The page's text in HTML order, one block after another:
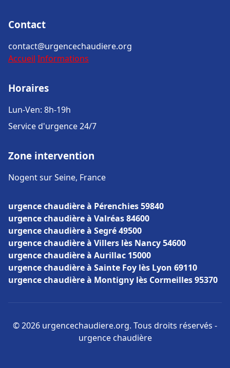
Contact
contact@urgencechaudiere.org
Accueil Informations
Horaires
Lun-Ven: 8h-19h
Service d'urgence 24/7
Zone intervention
Nogent sur Seine, France
urgence chaudière à Pérenchies 59840
urgence chaudière à Valréas 84600
urgence chaudière à Segré 49500
urgence chaudière à Villers lès Nancy 54600
urgence chaudière à Aurillac 15000
urgence chaudière à Sainte Foy lès Lyon 69110
urgence chaudière à Montigny lès Cormeilles 95370
© 2026 urgencechaudiere.org. Tous droits réservés -
urgence chaudière